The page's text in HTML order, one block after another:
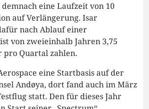
eine Laufzeit von 10
auf Verlängerung. Isar
nach Ablauf einer
von zweieinhalb Jahren 3,75
Quartal zahlen.
eine Startbasis auf der
Andøya, dort fand auch im März
statt. Den für dieses Jahr